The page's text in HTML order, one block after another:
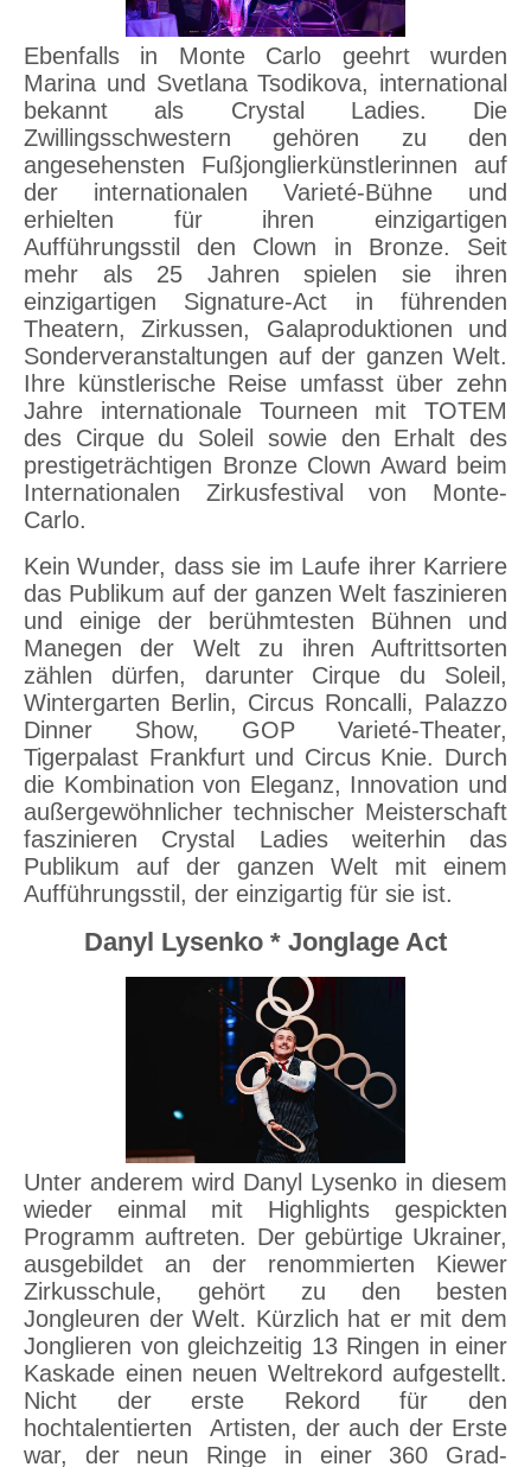
Ebenfalls in Monte Carlo geehrt wurden
Marina und Svetlana Tsodikova, international
bekannt als Crystal Ladies. Die
Zwillingsschwestern gehören zu den
angesehensten Fußjonglierkünstlerinnen auf
der internationalen Varieté-Bühne und
erhielten für ihren einzigartigen
Aufführungsstil den Clown in Bronze. Seit
mehr als 25 Jahren spielen sie ihren
einzigartigen Signature-Act in führenden
Theatern, Zirkussen, Galaproduktionen und
Sonderveranstaltungen auf der ganzen Welt.
Ihre künstlerische Reise umfasst über zehn
Jahre internationale Tourneen mit TOTEM
des Cirque du Soleil sowie den Erhalt des
prestigeträchtigen Bronze Clown Award beim
Internationalen Zirkusfestival von Monte-
Carlo.
Kein Wunder, dass sie im Laufe ihrer Karriere
das Publikum auf der ganzen Welt faszinieren
und einige der berühmtesten Bühnen und
Manegen der Welt zu ihren Auftrittsorten
zählen dürfen, darunter Cirque du Soleil,
Wintergarten Berlin, Circus Roncalli, Palazzo
Dinner Show, GOP Varieté-Theater,
Tigerpalast Frankfurt und Circus Knie. Durch
die Kombination von Eleganz, Innovation und
außergewöhnlicher technischer Meisterschaft
faszinieren Crystal Ladies weiterhin das
Publikum auf der ganzen Welt mit einem
Aufführungsstil, der einzigartig für sie ist.
Danyl Lysenko * Jonglage Act
Unter anderem wird Danyl Lysenko in diesem
wieder einmal mit Highlights gespickten
Programm auftreten. Der gebürtige Ukrainer,
ausgebildet an der renommierten Kiewer
Zirkusschule, gehört zu den besten
Jongleuren der Welt. Kürzlich hat er mit dem
Jonglieren von gleichzeitig 13 Ringen in einer
Kaskade einen neuen Weltrekord aufgestellt.
Nicht der erste Rekord für den
hochtalentierten Artisten, der auch der Erste
war, der neun Ringe in einer 360 Grad-